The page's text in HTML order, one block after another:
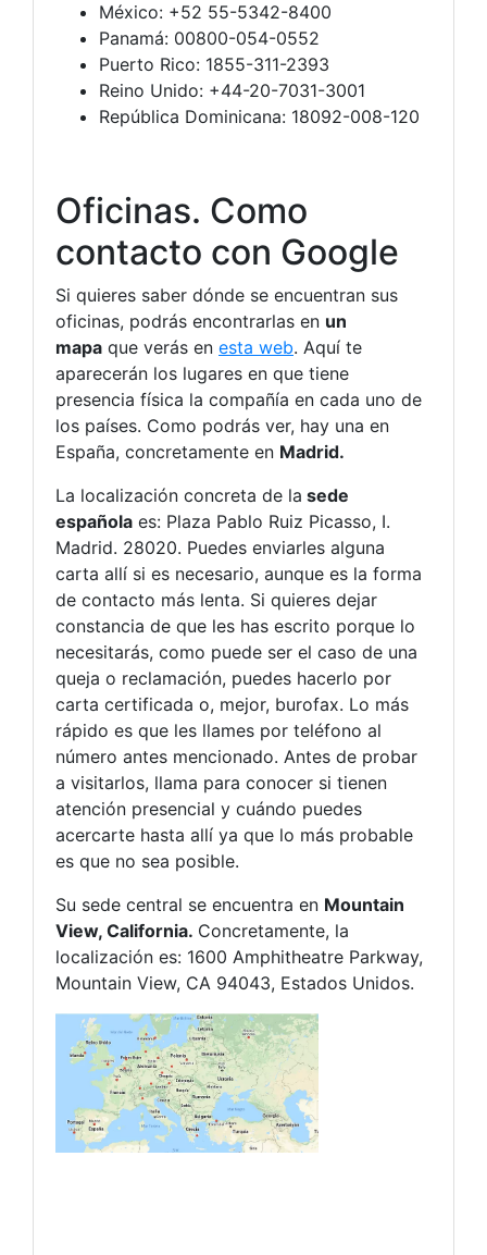
México: +52 55-5342-8400
Panamá: 00800-054-0552
Puerto Rico: 1855-311-2393
Reino Unido: +44-20-7031-3001
República Dominicana: 18092-008-120
Oficinas. Como
contacto con Google
Si quieres saber dónde se encuentran sus
oficinas, podrás encontrarlas en un
mapa que verás en esta web. Aquí te
aparecerán los lugares en que tiene
presencia física la compañía en cada uno de
los países. Como podrás ver, hay una en
España, concretamente en Madrid.
La localización concreta de la sede
española es: Plaza Pablo Ruiz Picasso, I.
Madrid. 28020. Puedes enviarles alguna
carta allí si es necesario, aunque es la forma
de contacto más lenta. Si quieres dejar
constancia de que les has escrito porque lo
necesitarás, como puede ser el caso de una
queja o reclamación, puedes hacerlo por
carta certificada o, mejor, burofax. Lo más
rápido es que les llames por teléfono al
número antes mencionado. Antes de probar
a visitarlos, llama para conocer si tienen
atención presencial y cuándo puedes
acercarte hasta allí ya que lo más probable
es que no sea posible.
Su sede central se encuentra en Mountain
View, California. Concretamente, la
localización es: 1600 Amphitheatre Parkway,
Mountain View, CA 94043, Estados Unidos.